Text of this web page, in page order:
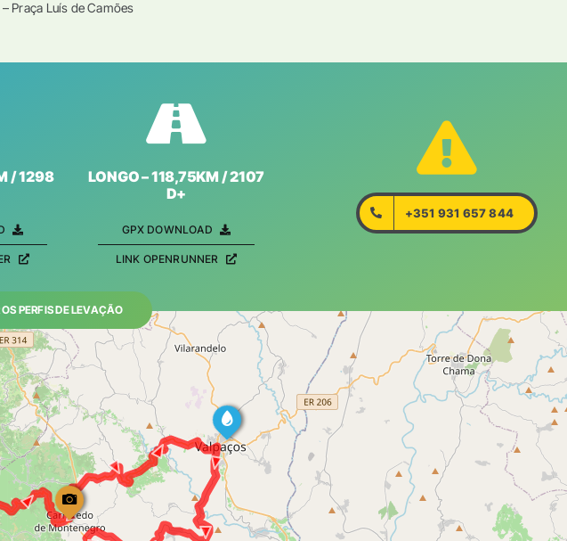
Praça Luís de Camões
/ 1298
LONGO – 118,75KM / 2107
D+
GPX DOWNLOAD
LINK OPENRUNNER
+351 931 657 844
PERFIS DE LEVAÇÃO